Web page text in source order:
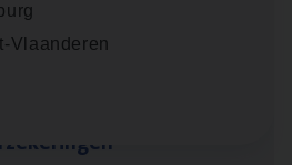
Vlaanderen